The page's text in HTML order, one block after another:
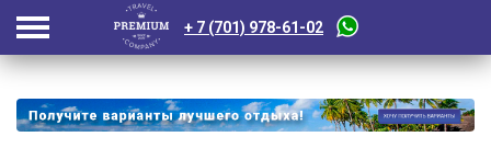
+ 7 (701) 978-61-02